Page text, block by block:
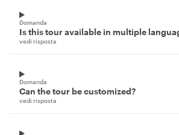
Domanda
Is this tour available in multiple
vedi risposta
Domanda
Can the tour be customized?
vedi risposta